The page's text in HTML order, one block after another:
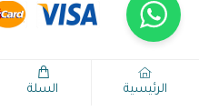
الرئيسية السلة